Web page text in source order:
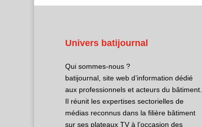
Univers batijournal
Qui sommes-nous ?
batijournal, site web d’information dédié
aux professionnels et acteurs du bâtiment.
Il réunit les expertises sectorielles de
médias reconnus dans la filière bâtiment
sur ses plateaux TV à l’occasion des